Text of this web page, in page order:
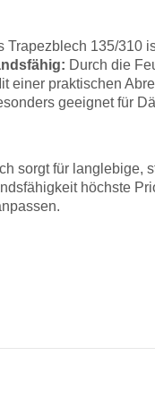
Trapezblech 135/310
Durch die
einer praktischen
geeignet für
sorgt für
höchste